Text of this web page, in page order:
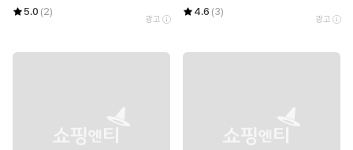
5.0 (2)
광고
4.6 (3)
광고